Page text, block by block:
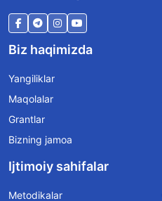
Biz haqimizda
Yangiliklar
Maqolalar
Grantlar
Bizning jamoa
Ijtimoiy sahifalar
Metodikalar